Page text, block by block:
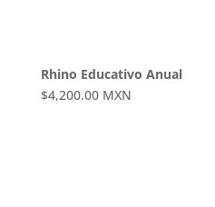
Rhino Educativo Anual
$4,200.00 MXN